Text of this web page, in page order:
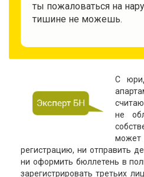
ты пожаловаться на
тишине не можешь.
С
не
может
регистрацию, ни отправить
ни оформить бюллетень в
зарегистрировать третьих